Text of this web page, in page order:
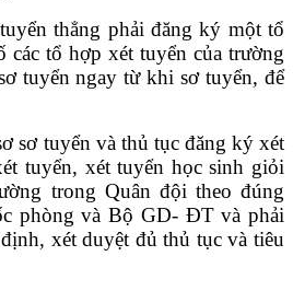
thẳng phải đăng ký một tổ
các tổ hợp xét tuyển của trường
tuyển ngay từ khi sơ tuyển, để
sơ tuyển và thủ tục đăng ký xét
tuyển, xét tuyển học sinh giỏi
trong Quân đội theo đúng
phòng và Bộ GD- ĐT và phải
xét duyệt đủ thủ tục và tiêu